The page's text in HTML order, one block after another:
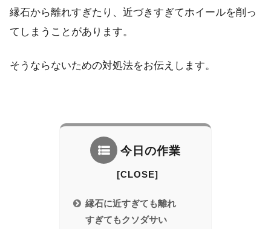
縁石から離れすぎたり、近づきすぎてホイールを削っ
てしまうことがあります。
そうならないための対処法をお伝えします。
今日の作業
縁石に近すぎても離れ
すぎてもクソダサい